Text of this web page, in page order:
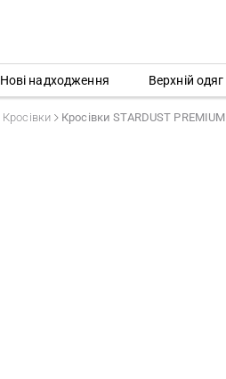
Нові надходження Верхній одяг
Кросівки Кросівки STARDUST PREMIUM